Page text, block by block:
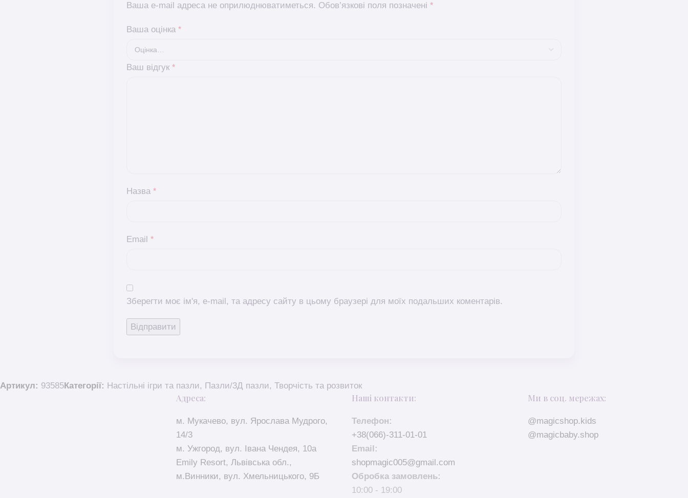
Ваша e-mail адреса не оприлюднюватиметься. Обов’язкові поля позначені *
Ваша оцінка *
Ваш відгук *
Назва *
Email *
Зберегти моє ім'я, e-mail, та адресу сайту в цьому браузері для моїх подальших коментарів.
Артикул: 93585Категорії: Настільні ігри та пазли, Пазли/3Д пазли, Творчість та розвиток
Адреса:
м. Мукачево, вул. Ярослава Мудрого,
14/3
м. Ужгород, вул. Івана Чендея, 10а
Emily Resort, Львівська обл.,
м.Винники, вул. Хмельницького, 9Б
Наші контакти:
Телефон:
+38(066)-311-01-01
Email:
shopmagic005@gmail.com
Обробка замовлень:
10:00 - 19:00
Ми в соц. мережах:
@magicshop.kids
@magicbaby.shop